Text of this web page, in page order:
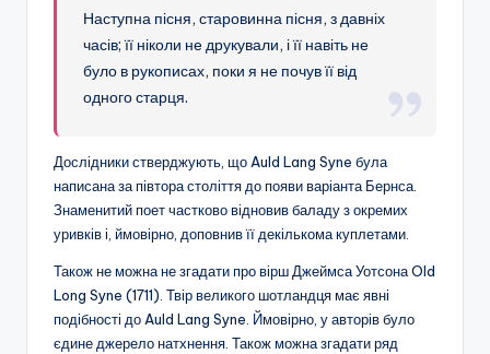
Наступна пісня, старовинна пісня, з давніх
часів; її ніколи не друкували, і її навіть не
було в рукописах, поки я не почув її від
одного старця.
Дослідники стверджують, що Auld Lang Syne була
написана за півтора століття до появи варіанта Бернса.
Знаменитий поет частково відновив баладу з окремих
уривків і, ймовірно, доповнив її декількома куплетами.
Також не можна не згадати про вірш Джеймса Уотсона Old
Long Syne (1711). Твір великого шотландця має явні
подібності до Auld Lang Syne. Ймовірно, у авторів було
єдине джерело натхнення. Також можна згадати ряд